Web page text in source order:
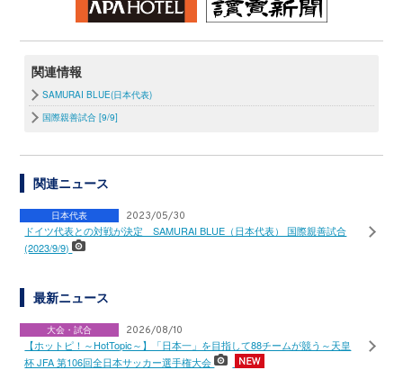
関連情報
SAMURAI BLUE(日本代表)
国際親善試合 [9/9]
関連ニュース
日本代表 2023/05/30
ドイツ代表との対戦が決定 SAMURAI BLUE（日本代表） 国際親善試合
(2023/9/9)
最新ニュース
大会・試合 2026/08/10
【ホットピ！～HotTopic～】「日本一」を目指して88チームが競う～天皇
杯 JFA 第106回全日本サッカー選手権大会